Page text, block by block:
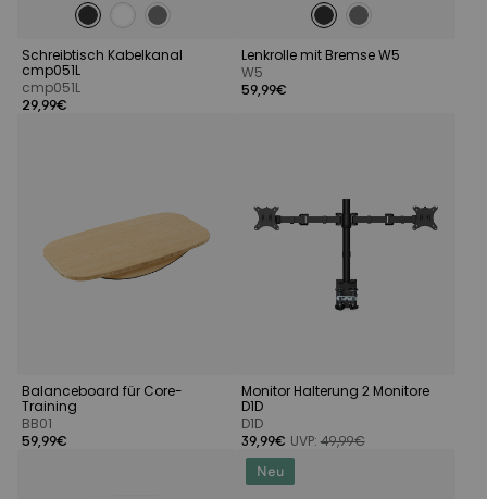
Schreibtisch Kabelkanal
cmp051L
cmp051L
29,99€
Lenkrolle mit Bremse W5
W5
59,99€
Balanceboard für Core-
Training
BB01
59,99€
Monitor Halterung 2 Monitore
D1D
D1D
39,99€ UVP: 49,99€
Neu